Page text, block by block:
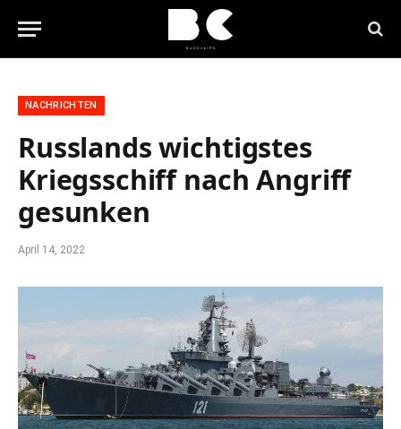
NACHRICHTEN
Russlands wichtigstes
Kriegsschiff nach Angriff
gesunken
April 14, 2022